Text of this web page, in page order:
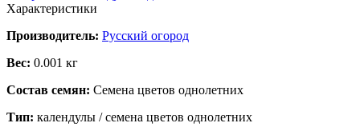
Характеристики
Производитель: Русский огород
Вес: 0.001 кг
Состав семян: Семена цветов однолетних
Тип: календулы / семена цветов однолетних